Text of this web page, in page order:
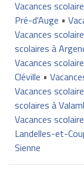
Vacances
Pré-d'Auge •
Vacances
scolaires à
Vacances
Cléville •
Vacances
scolaires à
Vacances
Landelles-et-
Sienne